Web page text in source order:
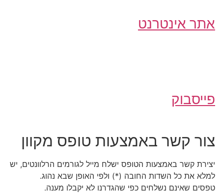
אתר אינטרנט
פייסבוק
צור קשר באמצעות טופס מקוון
יצירת קשר באמצעות הטופס ישלח מייל לגורמים הרלוונטים, יש
למלא את כל השדות החובה (*) ולפי האופן שבא נהוג.
טפסים שאינם נשלחים כפי שהגדרנו לא יקבלו מענה.